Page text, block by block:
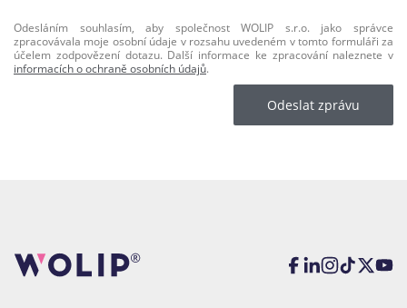
Odesláním souhlasím, aby společnost WOLIP s.r.o. jako správce
zpracovávala moje osobní údaje v rozsahu uvedeném v tomto formuláři za
účelem zodpovězení dotazu. Další informace ke zpracování naleznete v
informacích o ochraně osobních údajů.
Odeslat zprávu